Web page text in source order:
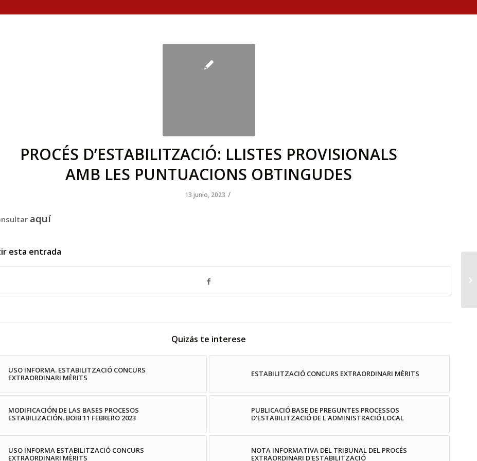
PROCÉS D’ESTABILITZACIÓ: LLISTES PROVISIONALS
AMB LES PUNTUACIONS OBTINGUDES
13 junio, 2023 /
aquí
esta entrada
Quizás te interese
USO INFORMA. ESTABILITZACIÓ CONCURS
EXTRAORDINARI MÈRITS
ESTABILITZACIÓ CONCURS EXTRAORDINARI MÈRITS
MODIFICACIÓN DE LAS BASES PROCESOS
ESTABILIZACIÓN. BOIB 11 FEBRERO 2023
PUBLICACIÓ BASE DE PREGUNTES PROCESSOS
D'ESTABILITZACIÓ DE L'ADMINISTRACIÓ LOCAL
USO INFORMA ESTABILITZACIÓ CONCURS
EXTRAORDINARI MÈRITS
NOTA INFORMATIVA DEL TRIBUNAL DEL PROCÉS
EXTRAORDINARI D'ESTABILITZACIÓ